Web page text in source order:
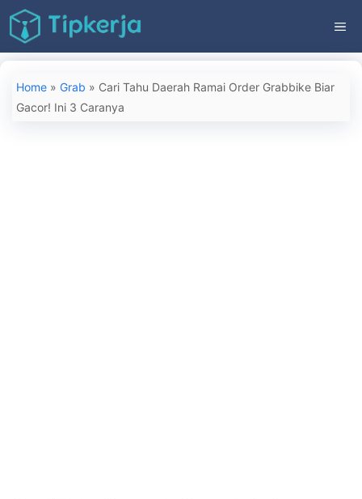
Langsung
ke
isi
Home » Grab » Cari Tahu Daerah Ramai Order Grabbike Biar
Gacor! Ini 3 Caranya